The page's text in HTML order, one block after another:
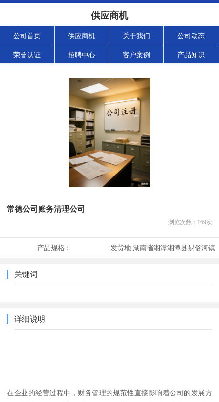
供应商机
公司首页 供应商机 关于我们 公司动态
荣誉认证 招聘中心 客户案例 产品知识
常德公司账务清理公司
浏览次数： 169次
产品规格： 发货地:湖南省湘潭湘潭县易俗河镇
关键词
详细说明
在企业的经营过程中，财务管理的规范性直接影响着公司的发展方